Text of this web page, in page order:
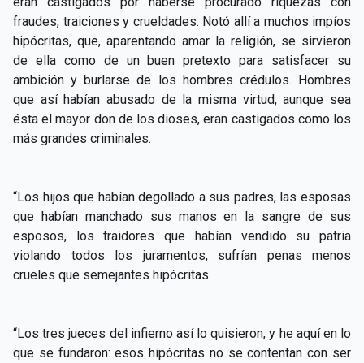
fraudes, traiciones y crueldades. Notó allí a muchos impíos
hipócritas, que, aparentando amar la religión, se sirvieron
de ella como de un buen pretexto para satisfacer su
ambición y burlarse de los hombres crédulos. Hombres
que así habían abusado de la misma virtud, aunque sea
ésta el mayor don de los dioses, eran castigados como los
más grandes criminales.
“Los hijos que habían degollado a sus padres, las esposas
que habían manchado sus manos en la sangre de sus
esposos, los traidores que habían vendido su patria
violando todos los juramentos, sufrían penas menos
crueles que semejantes hipócritas.
“Los tres jueces del infierno así lo quisieron, y he aquí en lo
que se fundaron: esos hipócritas no se contentan con ser